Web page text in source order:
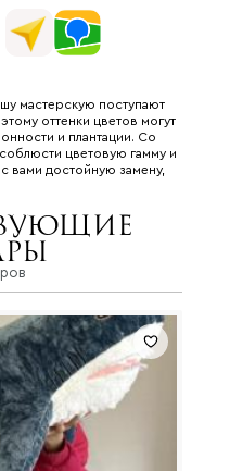
мастерскую поступают
оттенки цветов могут
и плантации. Со
цветовую гамму и
вами достойную замену,